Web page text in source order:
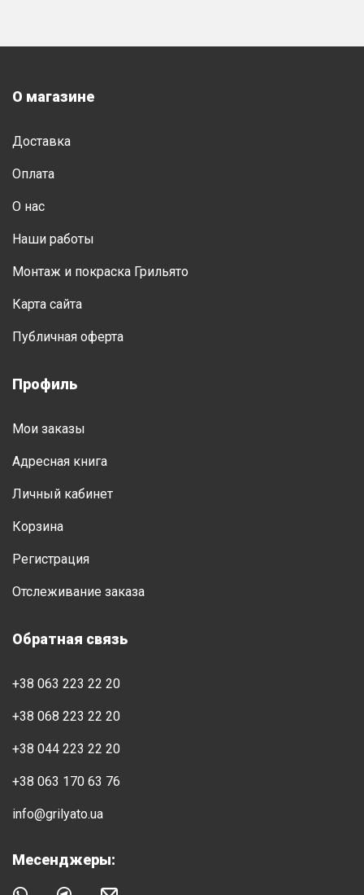
О магазине
Доставка
Оплата
О нас
Наши работы
Монтаж и покраска Грильято
Карта сайта
Публичная оферта
Профиль
Мои заказы
Адресная книга
Личный кабинет
Корзина
Регистрация
Отслеживание заказа
Обратная связь
+38 063 223 22 20
+38 068 223 22 20
+38 044 223 22 20
+38 063 170 63 76
info@grilyato.ua
Месенджеры: